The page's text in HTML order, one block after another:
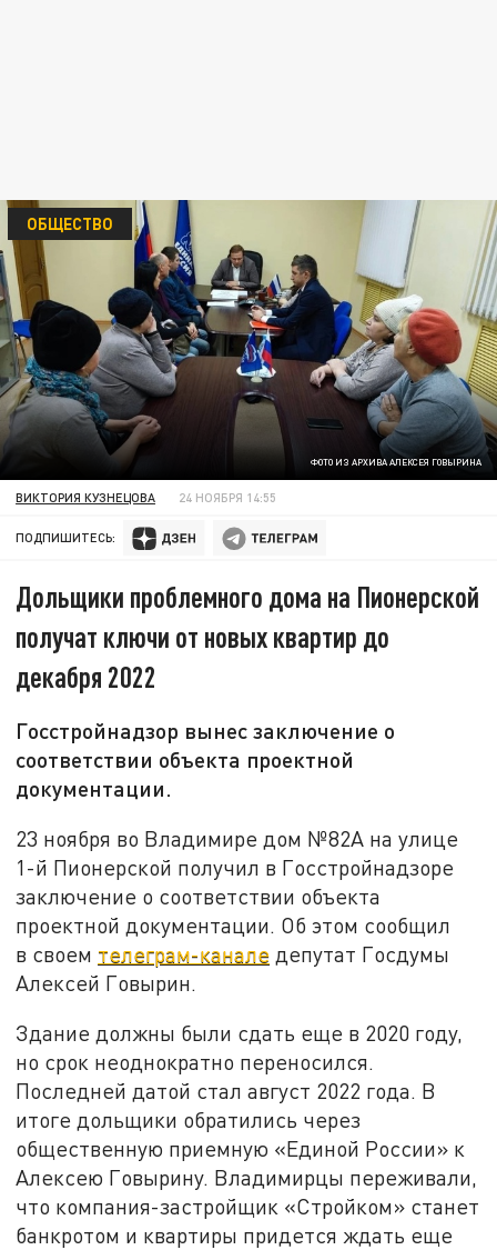
ФОТО ИЗ АРХИВА АЛЕКСЕЯ ГОВЫРИНА
ОБЩЕСТВО
ВИКТОРИЯ КУЗНЕЦОВА 24 НОЯБРЯ 14:55
ПОДПИШИТЕСЬ:
Дольщики проблемного дома на Пионерской
получат ключи от новых квартир до
декабря 2022
Госстройнадзор вынес заключение о
соответствии объекта проектной
документации.
23 ноября во Владимире дом №82А на улице
1-й Пионерской получил в Госстройнадзоре
заключение о соответствии объекта
проектной документации. Об этом сообщил
в своем телеграм-канале депутат Госдумы
Алексей Говырин.
Здание должны были сдать еще в 2020 году,
но срок неоднократно переносился.
Последней датой стал август 2022 года. В
итоге дольщики обратились через
общественную приемную «Единой России» к
Алексею Говырину. Владимирцы переживали,
что компания-застройщик «Стройком» станет
банкротом и квартиры придется ждать еще